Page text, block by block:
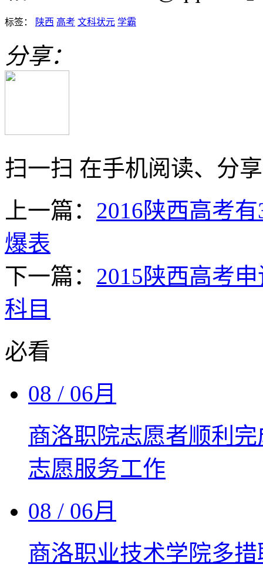
标签： 陕西 高考 文科状元 学霸
分享：
扫一扫 在手机阅读、分
上一篇： 2016陕西高考
爆表
下一篇： 2015陕西高考
科目
必看
08 / 06月
商洛职院志愿者顺利
志愿服务工作
08 / 06月
商洛职业技术学院多